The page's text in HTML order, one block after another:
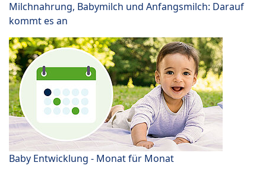
Milchnahrung, Babymilch und Anfangsmilch: Darauf
kommt es an
Baby Entwicklung - Monat für Monat